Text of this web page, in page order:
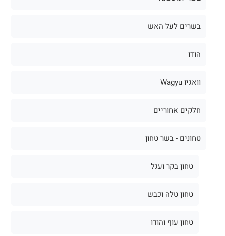
בשרים לעל האש
הודו
וואגיו Wagyu
חלקים אחוריים
טחונים - בשר טחון
טחון בקר ועגל
טחון טלה וכבש
טחון עוף והודו